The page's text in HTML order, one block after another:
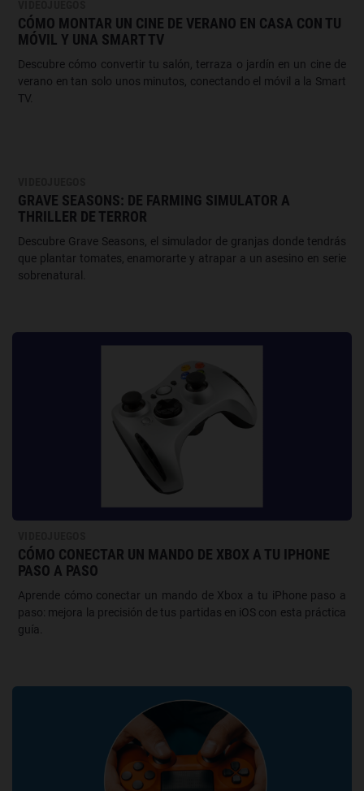
CÓMO MONTAR UN CINE DE VERANO EN CASA CON TU
MÓVIL Y UNA SMART TV
Descubre cómo convertir tu salón, terraza o jardín en un cine de
verano en tan solo unos minutos, conectando el móvil a la Smart
TV.
GRAVE SEASONS: DE FARMING SIMULATOR A
THRILLER DE TERROR
Descubre Grave Seasons, el simulador de granjas donde tendrás
que plantar tomates, enamorarte y atrapar a un asesino en serie
sobrenatural.
CÓMO CONECTAR UN MANDO DE XBOX A TU IPHONE
PASO A PASO
Aprende cómo conectar un mando de Xbox a tu iPhone paso a
paso: mejora la precisión de tus partidas en iOS con esta práctica
guía.